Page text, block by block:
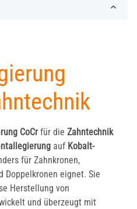
CoCrfür die Zahntechnik
auf Kobalt-
für Zahnkronen,
Doppelkronen eignet. Sie
Herstellung von
und überzeugt mit